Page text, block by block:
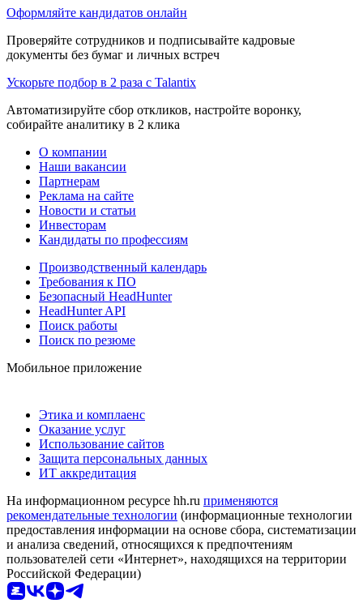
Оформляйте кандидатов онлайн
Проверяйте сотрудников и подписывайте кадровые
документы без бумаг и личных встреч
Ускорьте подбор в 2 раза с Talantix
Автоматизируйте сбор откликов, настройте воронку,
собирайте аналитику в 2 клика
О компании
Наши вакансии
Партнерам
Реклама на сайте
Новости и статьи
Инвесторам
Кандидаты по профессиям
Производственный календарь
Требования к ПО
Безопасный HeadHunter
HeadHunter API
Поиск работы
Поиск по резюме
Мобильное приложение
Этика и комплаенс
Оказание услуг
Использование сайтов
Защита персональных данных
ИТ аккредитация
На информационном ресурсе hh.ru применяются
рекомендательные технологии (информационные технологии
предоставления информации на основе сбора, систематизации
и анализа сведений, относящихся к предпочтениям
пользователей сети «Интернет», находящихся на территории
Российской Федерации)